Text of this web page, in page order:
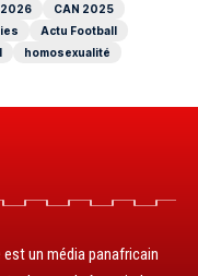
2026
CAN 2025
Actu Football
homosexualité
un média panafricain